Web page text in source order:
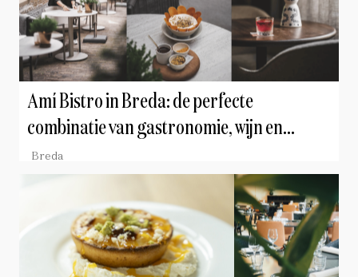
Amí Bistro in Breda: de perfecte
combinatie van gastronomie, wijn en
gastvrijheid
Breda